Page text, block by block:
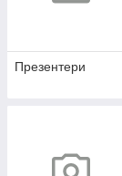
Презентери